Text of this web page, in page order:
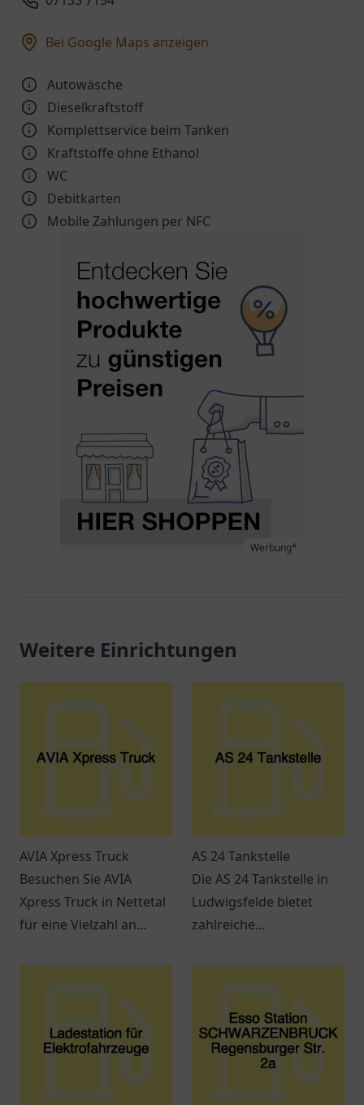
Bei Google Maps anzeigen
Autowäsche
Dieselkraftstoff
Komplettservice beim Tanken
Kraftstoffe ohne Ethanol
WC
Debitkarten
Mobile Zahlungen per NFC
Werbung*
Weitere Einrichtungen
AVIA Xpress Truck
Besuchen Sie AVIA
Xpress Truck in Nettetal
für eine Vielzahl an
einem entspannten
AS 24 Tankstelle
Die AS 24 Tankstelle in
Ludwigsfelde bietet
zahlreiche
leicht erreichbar. Perfekt
Reisende.